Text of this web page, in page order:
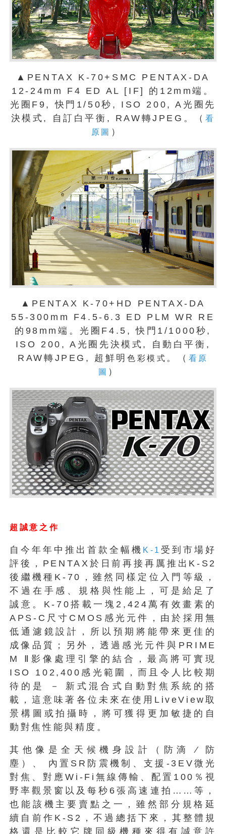
▲PENTAX K-70+SMC PENTAX-DA
12-24mm F4 ED AL [IF] 的12mm端。
光圈F9, 快門1/50秒, ISO 200, A光圈先
決模式, 自訂白平衡, RAW轉JPEG。（ 看
原圖 ）
▲PENTAX K-70+HD PENTAX-DA
55-300mm F4.5-6.3 ED PLM WR RE
的98mm端。光圈F4.5, 快門1/1000秒,
ISO 200, A光圈先決模式, 自動白平衡,
RAW轉JPEG, 超鮮明 色彩模式 。（ 看原
圖 ）
超誠意之作
自今年年中推出首款全幅機 K-1 受到市場好
評後，PENTAX於日前再接再厲推出K-S2
後繼機種K-70，雖然同樣定位入門等級，
不過在手感、規格與性能上，可是給足了
誠意。K-70搭載一塊2,424萬有效畫素的
APS-C尺寸CMOS感光元件，由於採用無
低通濾鏡設計，所以預期將能帶來更佳的
成像品質；另外，透過感光元件與PRIME
M Ⅱ影像處理引擎的結合，最高將可實現
ISO 102,400感光範圍，而且令人比較期
待的是 － 新式混合式自動對焦系統的搭
載，這意味著各位未來在使用LiveView取
景構圖或拍攝時，將可獲得更加敏捷的自
動對焦性能與精度。
其他像是全天候機身設計（防滴 ∕ 防
塵）、 內置SR防震機制、支援-3EV微光
對焦、對應Wi-Fi無線傳輸、配置100％視
野率觀景窗以及每秒6張高速連拍……等，
也能該機主要賣點之一，雖然部分規格延
續自前作K-S2，不過總括下來，其整體規
格還是比較它牌同級機種來得有誠意許